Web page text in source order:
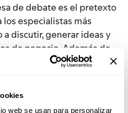
web se usan para personalizar
de debate es el pretexto
especialistas más
discutir, generar ideas y
de negocio. Además de
resultar útiles para tu
posicionará como parte de